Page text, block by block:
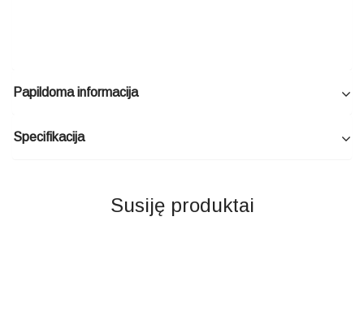
Papildoma informacija
Specifikacija
Susiję produktai